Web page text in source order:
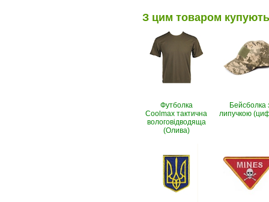
З цим товаром купують
Футболка
Coolmax тактична
вологовiдводяща
(Олива)
Бейсболка
липучкою